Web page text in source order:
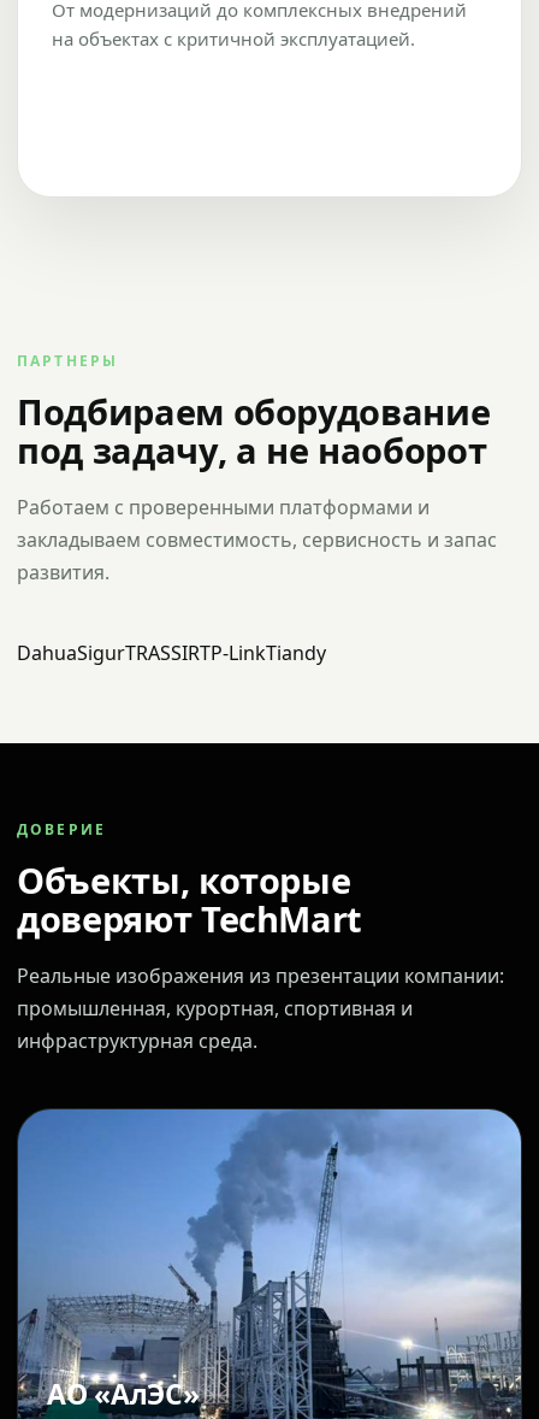
От модернизаций до комплексных внедрений
на объектах с критичной эксплуатацией.
ПАРТНЕРЫ
Подбираем оборудование
под задачу, а не наоборот
Работаем с проверенными платформами и
закладываем совместимость, сервисность и запас
развития.
DahuaSigurTRASSIRTP-LinkTiandy
ДОВЕРИЕ
Объекты, которые
доверяют TechMart
Реальные изображения из презентации компании:
промышленная, курортная, спортивная и
инфраструктурная среда.
АО «АлЭС»